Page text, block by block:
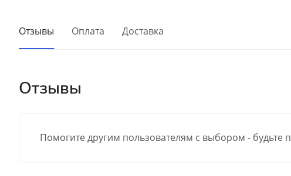
Отзывы Оплата Доставка
Отзывы
Помогите другим пользователям с выбором -